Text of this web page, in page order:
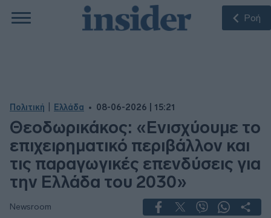
Ροή
Πολιτική Ελλάδα 08-06-2026 | 15:21
Θεοδωρικάκος: «Ενισχύουμε το
επιχειρηματικό περιβάλλον και
τις παραγωγικές επενδύσεις για
την Ελλάδα του 2030»
Newsroom